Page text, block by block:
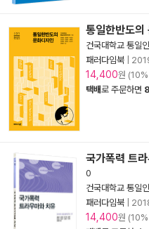
통일한반도의
건국대학교 통일
패러다임북
14,400원
택배로 주문하면
국가폭력 트
0
건국대학교 통일
패러다임북
14,400원